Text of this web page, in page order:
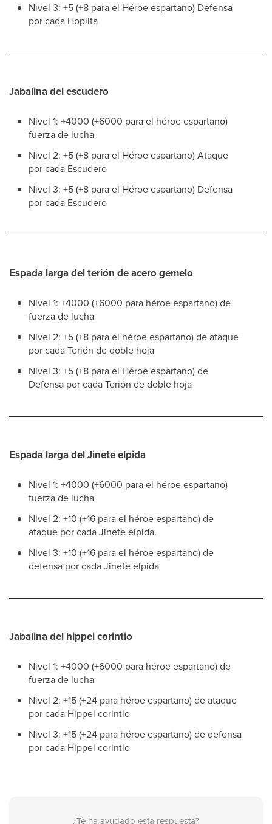
Nivel 3: +5 (+8 para el Héroe espartano) Defensa
por cada Hoplita
Jabalina del escudero
Nivel 1: +4000 (+6000 para el héroe espartano)
fuerza de lucha
Nivel 2: +5 (+8 para el Héroe espartano) Ataque
por cada Escudero
Nivel 3: +5 (+8 para el Héroe espartano) Defensa
por cada Escudero
Espada larga del terión de acero gemelo
Nivel 1: +4000 (+6000 para héroe espartano) de
fuerza de lucha
Nivel 2: +5 (+8 para el héroe espartano) de ataque
por cada Terión de doble hoja
Nivel 3: +5 (+8 para el Héroe espartano) de
Defensa por cada Terión de doble hoja
Espada larga del Jinete elpida
Nivel 1: +4000 (+6000 para el héroe espartano)
fuerza de lucha
Nivel 2: +10 (+16 para el héroe espartano) de
ataque por cada Jinete elpida.
Nivel 3: +10 (+16 para el héroe espartano) de
defensa por cada Jinete elpida
Jabalina del hippei corintio
Nivel 1: +4000 (+6000 para héroe espartano) de
fuerza de lucha
Nivel 2: +15 (+24 para héroe espartano) de ataque
por cada Hippei corintio
Nivel 3: +15 (+24 para héroe espartano) de defensa
por cada Hippei corintio
¿Te ha ayudado esta respuesta?